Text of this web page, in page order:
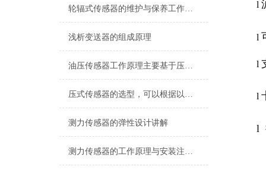
轮辐式传感器的维护与保养工作涉及多个方面
浅析变送器的组成原理
油压传感器工作原理主要基于压阻效应或压电效应
压式传感器的选型，可以根据以下几个方面进行
测力传感器的弹性设计讲解
测力传感器的工作原理与安装注意事项讲解
l
l
l
l
l